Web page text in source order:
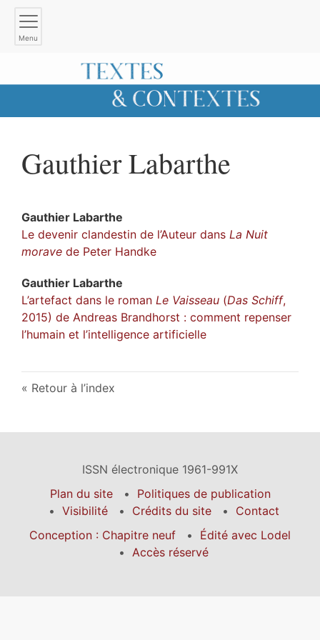
Menu
GauthierLabarthe
Gauthier Labarthe
Le devenir clandestin de l’Auteur dans La Nuit
morave de Peter Handke
Gauthier Labarthe
L’artefact dans le roman Le Vaisseau (Das Schiff,
2015) de Andreas Brandhorst : comment repenser
l’humain et l’intelligence artificielle
Retour à l’index
ISSN électronique 1961-991X
Plan du site
Politiques de publication
Visibilité
Crédits du site
Contact
Conception : Chapitre neuf
Édité avec Lodel
Accès réservé